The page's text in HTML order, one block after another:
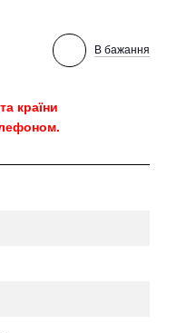
В бажання
країни